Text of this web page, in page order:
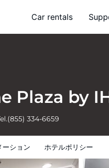
Car rentals
Plaza by
(855) 334-6659
ーション ホテルポリシー